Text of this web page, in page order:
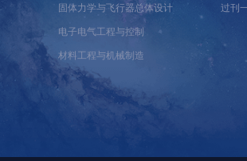
固体力学与飞行器总体设计
电子电气工程与控制
材料工程与机械制造
过刊